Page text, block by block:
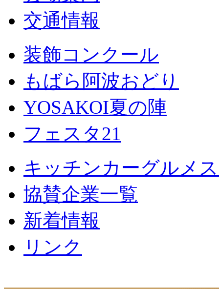
交通情報
装飾コンクール
もばら阿波おどり
YOSAKOI夏の陣
フェスタ21
キッチンカーグルメ
協賛企業一覧
新着情報
リンク